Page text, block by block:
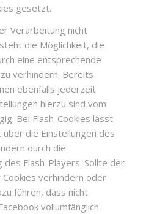
gesetzt.
Verarbeitung nicht
die Möglichkeit, die
eine entsprechende
verhindern. Bereits
ebenfalls jederzeit
hierzu sind vom
Bei Flash-Cookies lässt
die Einstellungen des
durch die
Flash-Players. Sollte der
verhindern oder
führen, dass nicht
vollumfänglich